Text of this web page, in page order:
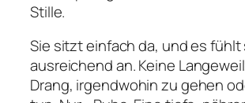
Stille.
Sie sitzt einfach da, und es fühlt
ausreichend an. Keine
Drang, irgendwohin zu gehen